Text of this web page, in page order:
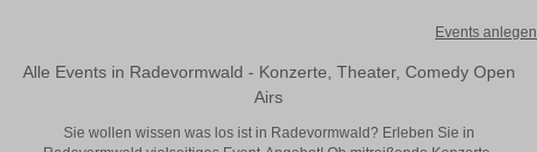
Events anlegen
Alle Events in Radevormwald - Konzerte, Theater, Comedy Open
Airs
Sie wollen wissen was los ist in Radevormwald? Erleben Sie in